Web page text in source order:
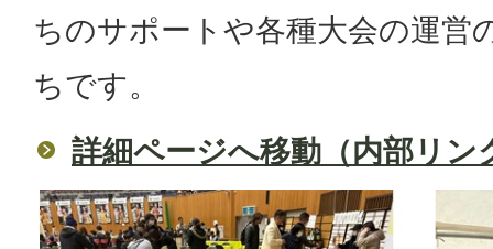
ちのサポートや各種大会の運営
ちです。
詳細ページへ移動（内部リン